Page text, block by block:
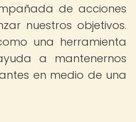
de acciones
nuestros objetivos.
una herramienta
a mantenernos
en medio de una